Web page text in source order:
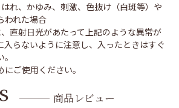
はれ、かゆみ、刺激、色抜け（白斑等）や
われた場合
、直射日光があたって上記のような異常が
入らないように注意し、入ったときはすぐ
ご使用ください。
商品レビュー